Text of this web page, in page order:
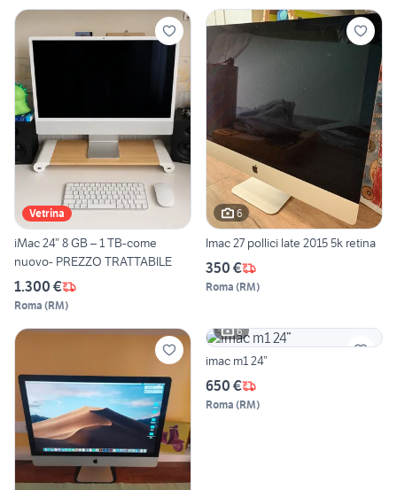
Vetrina
iMac 24” 8 GB – 1 TB-come
nuovo- PREZZO TRATTABILE
1.300 €
Roma (RM)
6
Imac 27 pollici late 2015 5k retina
350 €
Roma (RM)
6
imac m1 24”
650 €
Roma (RM)